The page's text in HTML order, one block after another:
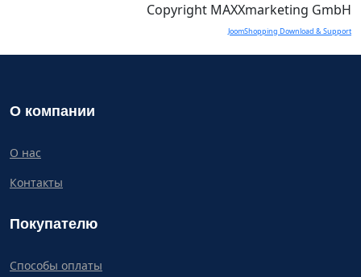
Copyright MAXXmarketing GmbH
JoomShopping Download & Support
О компании
О нас
Контакты
Покупателю
Способы оплаты